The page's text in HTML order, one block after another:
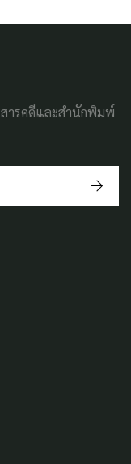
ารคดีและสำนักพิมพ์